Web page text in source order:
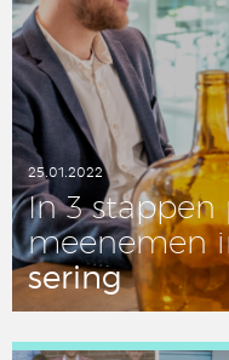
25.01.2022
In 3 stappen
mee­ne­men
se­ring
LEES DIT ARTIKEL